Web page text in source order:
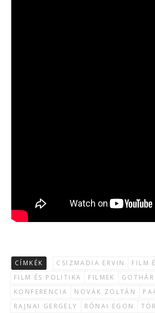
CÍMKÉK CSIZMADIA ERVIN
FILM
FILM ÉS POLITIKA
FILMEK
GOTHÁR
KONFERENCIA
NOVÁK ZOLTÁN
RAJNAI GERGELY
RÓNAI EGON